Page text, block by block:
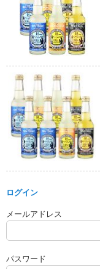
ログイン
メールアドレス
パスワード